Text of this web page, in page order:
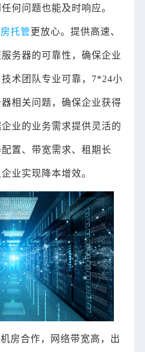
何问题也能及时响应。
托管 更放心。提供高速、
务器的可靠性，确保企业
术团队专业可靠，7*24小
相关问题，确保企业获得
业的业务需求提供灵活的
置、带宽需求、租期长
业实现降本增效。
房合作，网络带宽高，出